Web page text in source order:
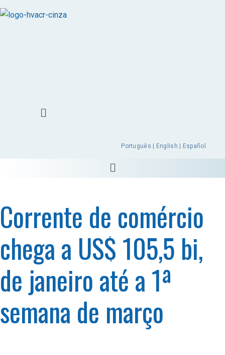
Português | English | Español
Corrente de comércio
chega a US$ 105,5 bi,
de janeiro até a 1ª
semana de março